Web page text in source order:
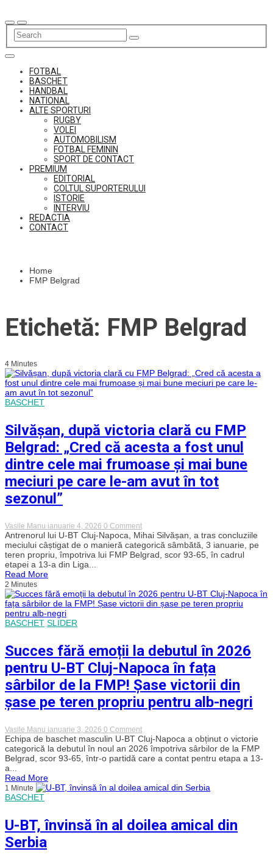
to
content
FOTBAL
BASCHET
HANDBAL
NATIONAL
ALTE SPORTURI
RUGBY
VOLEI
AUTOMOBILISM
FOTBAL FEMININ
SPORT DE CONTACT
PREMIUM
EDITORIAL
COLTUL SUPORTERULUI
ISTORIE
INTERVIU
REDACTIA
CONTACT
Home
FMP Belgrad
Etichetă: FMP Belgrad
4 Minutes
BASCHET
Silvășan, după victoria clară cu FMP
Belgrad: „Cred că acesta a fost unul
dintre cele mai frumoase și mai bune
meciuri pe care le-am avut în tot
sezonul”
Vasile Manu ianuarie 4, 2026 0 Commenton
Silvășan,
după
victoria
clară
„Cred
că
acesta
dintre
cele
frumoase
mai
meciuri
pe
le-
am
avut
în
tot
Antrenorul lui U-BT Cluj-Napoca, Mihai Silvășan, a tras concluziile
meciului câștigat de o manieră categorică sâmbătă, 3 ianuarie, pe
teren propriu, împotriva lui FMP Belgrad, scor 93-65, în cadrul
etapei a 13-a din Liga...
Read More
2 Minutes
BASCHET SLIDER
Succes fără emoții la debutul în 2026
pentru U-BT Cluj-Napoca în fața
sârbilor de la FMP! Șase victorii din
șase pe teren propriu pentru alb-negri
Vasile Manu ianuarie 3, 2026 0 Commenton
Succes
fără
emoții
la
2026
Cluj-
Napoca
Echipa de baschet masculin U-BT Cluj-Napoca a obținut o victorie
categorică la debutul în noul an 2026 împotriva sârbilor de la FMP
Belgrad, scor 93-65, într-o partidă care a contat pentru etapa a 13-
a...
Read More
1 Minute
BASCHET
U-BT, învinsă în al doilea amical din
Serbia